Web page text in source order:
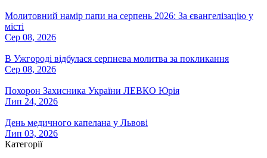
Молитовний намір папи на серпень 2026: За євангелізацію у
місті
Сер 08, 2026
В Ужгороді відбулася серпнева молитва за покликання
Сер 08, 2026
Похорон Захисника України ЛЕВКО Юрія
Лип 24, 2026
День медичного капелана у Львові
Лип 03, 2026
Категорії